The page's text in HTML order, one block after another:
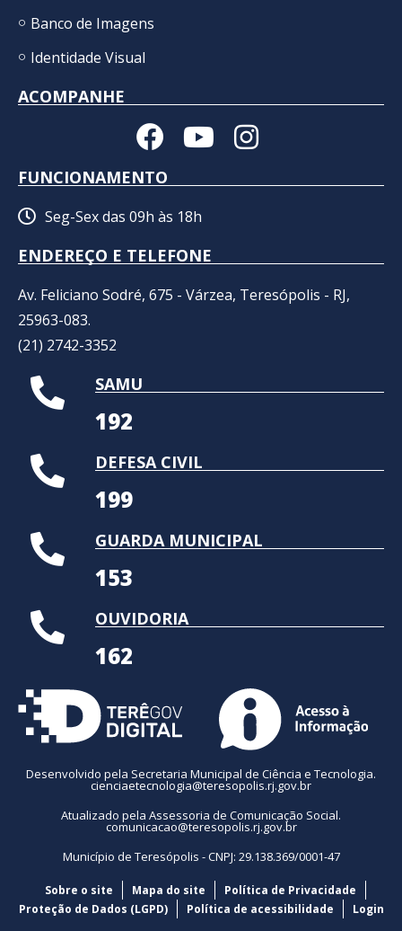
Banco de Imagens
Identidade Visual
ACOMPANHE
FUNCIONAMENTO
Seg-Sex das 09h às 18h
ENDEREÇO E TELEFONE
Av. Feliciano Sodré, 675 - Várzea, Teresópolis - RJ,
25963-083.
(21) 2742-3352​
SAMU
192
DEFESA CIVIL
199
GUARDA MUNICIPAL
153
OUVIDORIA
162
Desenvolvido pela Secretaria Municipal de Ciência e Tecnologia.
cienciaetecnologia@teresopolis.rj.gov.br
Atualizado pela Assessoria de Comunicação Social.
comunicacao@teresopolis.rj.gov.br
Município de Teresópolis - CNPJ: 29.138.369/0001-47
Sobre o site Mapa do site
Política de Privacidade
Proteção de Dados (LGPD)
Política de acessibilidade Login